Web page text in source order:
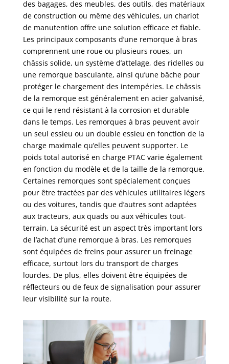
des bagages, des meubles, des outils, des matériaux
de construction ou même des véhicules, un chariot
de manutention offre une solution efficace et fiable.
Les principaux composants d’une remorque à bras
comprennent une roue ou plusieurs roues, un
châssis solide, un système d’attelage, des ridelles ou
une remorque basculante, ainsi qu’une bâche pour
protéger le chargement des intempéries. Le châssis
de la remorque est généralement en acier galvanisé,
ce qui le rend résistant à la corrosion et durable
dans le temps. Les remorques à bras peuvent avoir
un seul essieu ou un double essieu en fonction de la
charge maximale qu’elles peuvent supporter. Le
poids total autorisé en charge PTAC varie également
en fonction du modèle et de la taille de la remorque.
Certaines remorques sont spécialement conçues
pour être tractées par des véhicules utilitaires légers
ou des voitures, tandis que d’autres sont adaptées
aux tracteurs, aux quads ou aux véhicules tout-
terrain. La sécurité est un aspect très important lors
de l’achat d’une remorque à bras. Les remorques
sont équipées de freins pour assurer un freinage
efficace, surtout lors du transport de charges
lourdes. De plus, elles doivent être équipées de
réflecteurs ou de feux de signalisation pour assurer
leur visibilité sur la route.